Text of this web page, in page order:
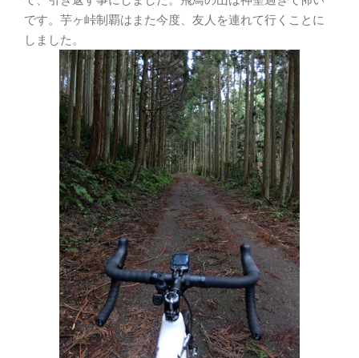
です。芋ヶ峠制覇はまた今度、友人を連れて行くことに
しました。